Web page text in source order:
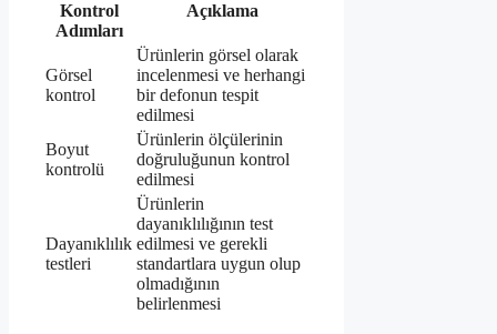
Kontrol
Adımları
Açıklama
Görsel
kontrol
Ürünlerin görsel olarak
incelenmesi ve herhangi
bir defonun tespit
edilmesi
Boyut
kontrolü
Ürünlerin ölçülerinin
doğruluğunun kontrol
edilmesi
Dayanıklılık
testleri
Ürünlerin
dayanıklılığının test
edilmesi ve gerekli
standartlara uygun olup
olmadığının
belirlenmesi